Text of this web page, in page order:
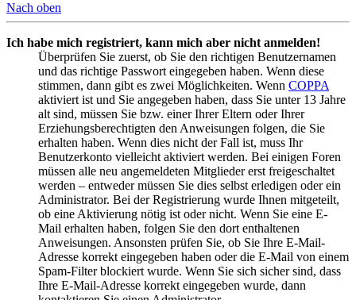
Nach oben
Ich habe mich registriert, kann mich aber nicht anmelden!
Überprüfen Sie zuerst, ob Sie den richtigen Benutzernamen
und das richtige Passwort eingegeben haben. Wenn diese
stimmen, dann gibt es zwei Möglichkeiten. Wenn COPPA
aktiviert ist und Sie angegeben haben, dass Sie unter 13 Jahre
alt sind, müssen Sie bzw. einer Ihrer Eltern oder Ihrer
Erziehungsberechtigten den Anweisungen folgen, die Sie
erhalten haben. Wenn dies nicht der Fall ist, muss Ihr
Benutzerkonto vielleicht aktiviert werden. Bei einigen Foren
müssen alle neu angemeldeten Mitglieder erst freigeschaltet
werden – entweder müssen Sie dies selbst erledigen oder ein
Administrator. Bei der Registrierung wurde Ihnen mitgeteilt,
ob eine Aktivierung nötig ist oder nicht. Wenn Sie eine E-
Mail erhalten haben, folgen Sie den dort enthaltenen
Anweisungen. Ansonsten prüfen Sie, ob Sie Ihre E-Mail-
Adresse korrekt eingegeben haben oder die E-Mail von einem
Spam-Filter blockiert wurde. Wenn Sie sich sicher sind, dass
Ihre E-Mail-Adresse korrekt eingegeben wurde, dann